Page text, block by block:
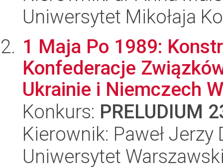
Uniwersytet Mikołaja
1 Maja Po 1989:
Konfederacje
Ukrainie i Niemczech
Konkurs: PRELUDIUM
Kierownik: Paweł
Uniwersytet